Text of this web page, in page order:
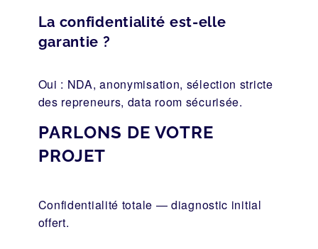
La confidentialité est-elle
garantie ?
Oui : NDA, anonymisation, sélection stricte
des repreneurs, data room sécurisée.
PARLONS DE VOTRE
PROJET
Confidentialité totale — diagnostic initial
offert.